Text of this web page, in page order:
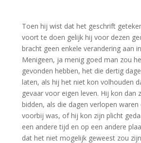
Toen hij wist dat het geschrift
voort te doen gelijk hij voor dezen
bracht geen enkele verandering aan
Menigeen, ja menig goed man zou
gevonden hebben, het die dertig
laten, als hij het niet kon volhouden
gevaar voor eigen leven. Hij kon dan
bidden, als die dagen verlopen
voorbij was, of hij kon zijn plicht
een andere tijd en op een andere
dat het niet mogelijk geweest zou